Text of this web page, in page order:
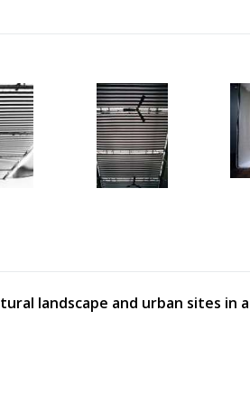
landscape and urban sites in